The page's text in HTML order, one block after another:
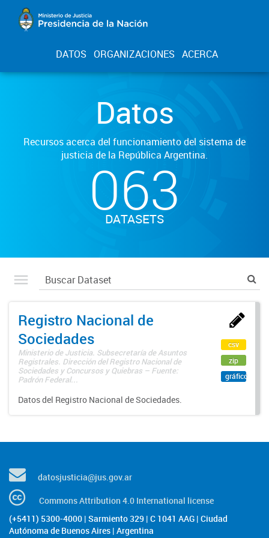
DATOS ORGANIZACIONES ACERCA
Datos
Recursos acerca del funcionamiento del sistema de
justicia de la República Argentina.
063
DATASETS
Registro Nacional de
Sociedades
Ministerio de Justicia. Subsecretaría de Asuntos
Registrales. Dirección del Registro Nacional de
Sociedades y Concursos y Quiebras – Fuente:
Padrón Federal...
Datos del Registro Nacional de Sociedades.
csv
zip
gráfico
datosjusticia@jus.gov.ar
Commons Attribution 4.0 International license
(+5411) 5300-4000 | Sarmiento 329 | C 1041 AAG | Ciudad
Autónoma de Buenos Aires | Argentina